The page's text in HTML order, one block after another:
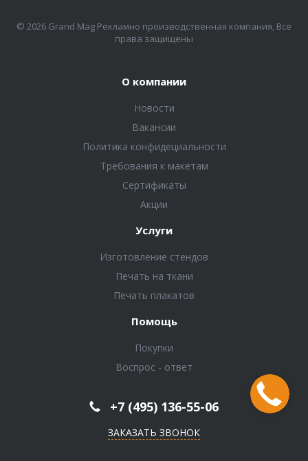
© 2026 Grand Mag Рекламно производственная компания, Все
права защищены
О компании
Новости
Вакансии
Политика конфидециальности
Требования к макетам
Сертификаты
Акции
Услуги
Изготовление стендов
Печать на ткани
Печать плакатов
Помощь
Покупки
Воспрос - ответ
+7 (495) 136-55-06
ЗАКАЗАТЬ ЗВОНОК